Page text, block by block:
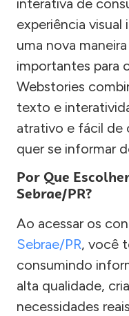
experiência visual
uma nova
importantes para
Webstories
texto e
atrativo e fácil de
quer se informar
Por Que
Sebrae/PR?
Ao acessar os
Sebrae/PR, você
consumindo
alta qualidade,
necessidades